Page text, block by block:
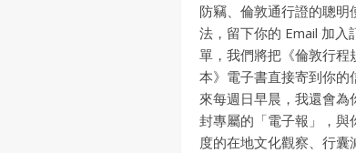
防竊、倫敦通行證的聰明
法，留下你的 Email 加入
單，我們將把《倫敦行程
本》電子書直接寄到你的
來每週日早晨，我還會為
封專屬的「電子報」，與
度的在地文化觀察、行囊